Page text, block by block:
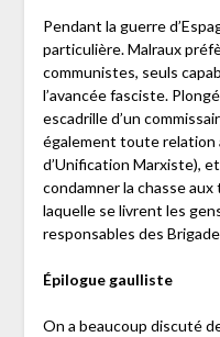
Pendant la guerre
particulière. Malraux
communistes, seuls
l’avancée fasciste.
escadrille d’un
également toute relation
d’Unification Marxiste),
condamner la chasse
laquelle se livrent les
responsables des
Épilogue gaulliste
On a beaucoup discuté